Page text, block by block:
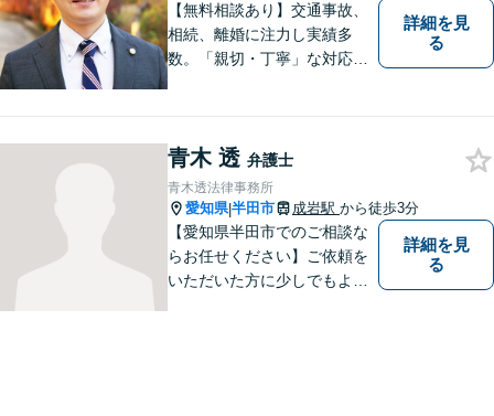
【無料相談あり】交通事故、
相続、離婚に注力し実績多
数。「親切・丁寧」な対応
詳細を見
る
青木 透 弁護士
青木透法律事務所
愛知県|半田市 成岩駅 から徒歩3分
【愛知県半田市でのご相談な
らお任せください】ご依頼を
いただいた方に少しでもよい
詳細を見
る